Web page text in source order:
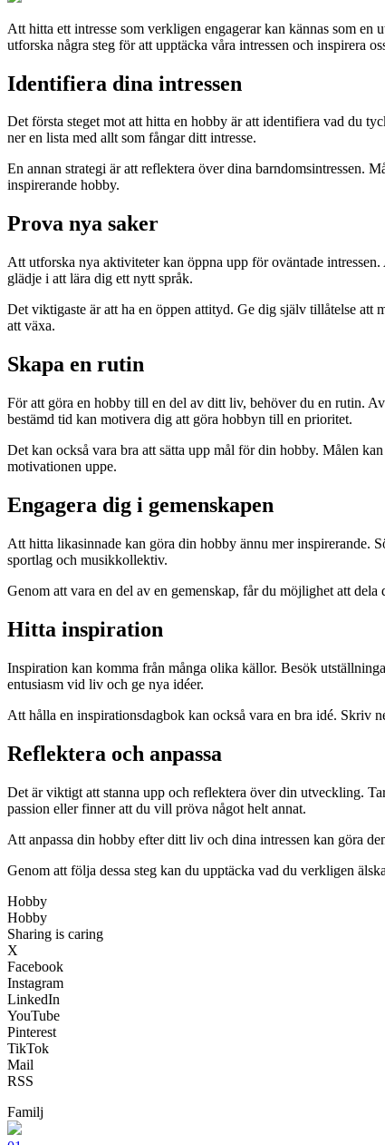
Att hitta ett intresse som verkligen engagerar kan kännas som
utforska några steg för att upptäcka våra intressen och inspirera
Identifiera dina intressen
Det första steget mot att hitta en hobby är att identifiera vad du
ner en lista med allt som fångar ditt intresse.
En annan strategi är att reflektera över dina barndomsintressen.
inspirerande hobby.
Prova nya saker
Att utforska nya aktiviteter kan öppna upp för oväntade
glädje i att lära dig ett nytt språk.
Det viktigaste är att ha en öppen attityd. Ge dig själv tillåtelse
att växa.
Skapa en rutin
För att göra en hobby till en del av ditt liv, behöver du en rutin.
bestämd tid kan motivera dig att göra hobbyn till en prioritet.
Det kan också vara bra att sätta upp mål för din hobby. Målen
motivationen uppe.
Engagera dig i gemenskapen
Att hitta likasinnade kan göra din hobby ännu mer inspirerande.
sportlag och musikkollektiv.
Genom att vara en del av en gemenskap, får du möjlighet att
Hitta inspiration
Inspiration kan komma från många olika källor. Besök
entusiasm vid liv och ge nya idéer.
Att hålla en inspirationsdagbok kan också vara en bra idé. Skriv
Reflektera och anpassa
Det är viktigt att stanna upp och reflektera över din utveckling.
passion eller finner att du vill pröva något helt annat.
Att anpassa din hobby efter ditt liv och dina intressen kan göra
Genom att följa dessa steg kan du upptäcka vad du verkligen
Hobby
Hobby
Sharing is caring
X
Facebook
Instagram
LinkedIn
YouTube
Pinterest
TikTok
Mail
RSS
Familj